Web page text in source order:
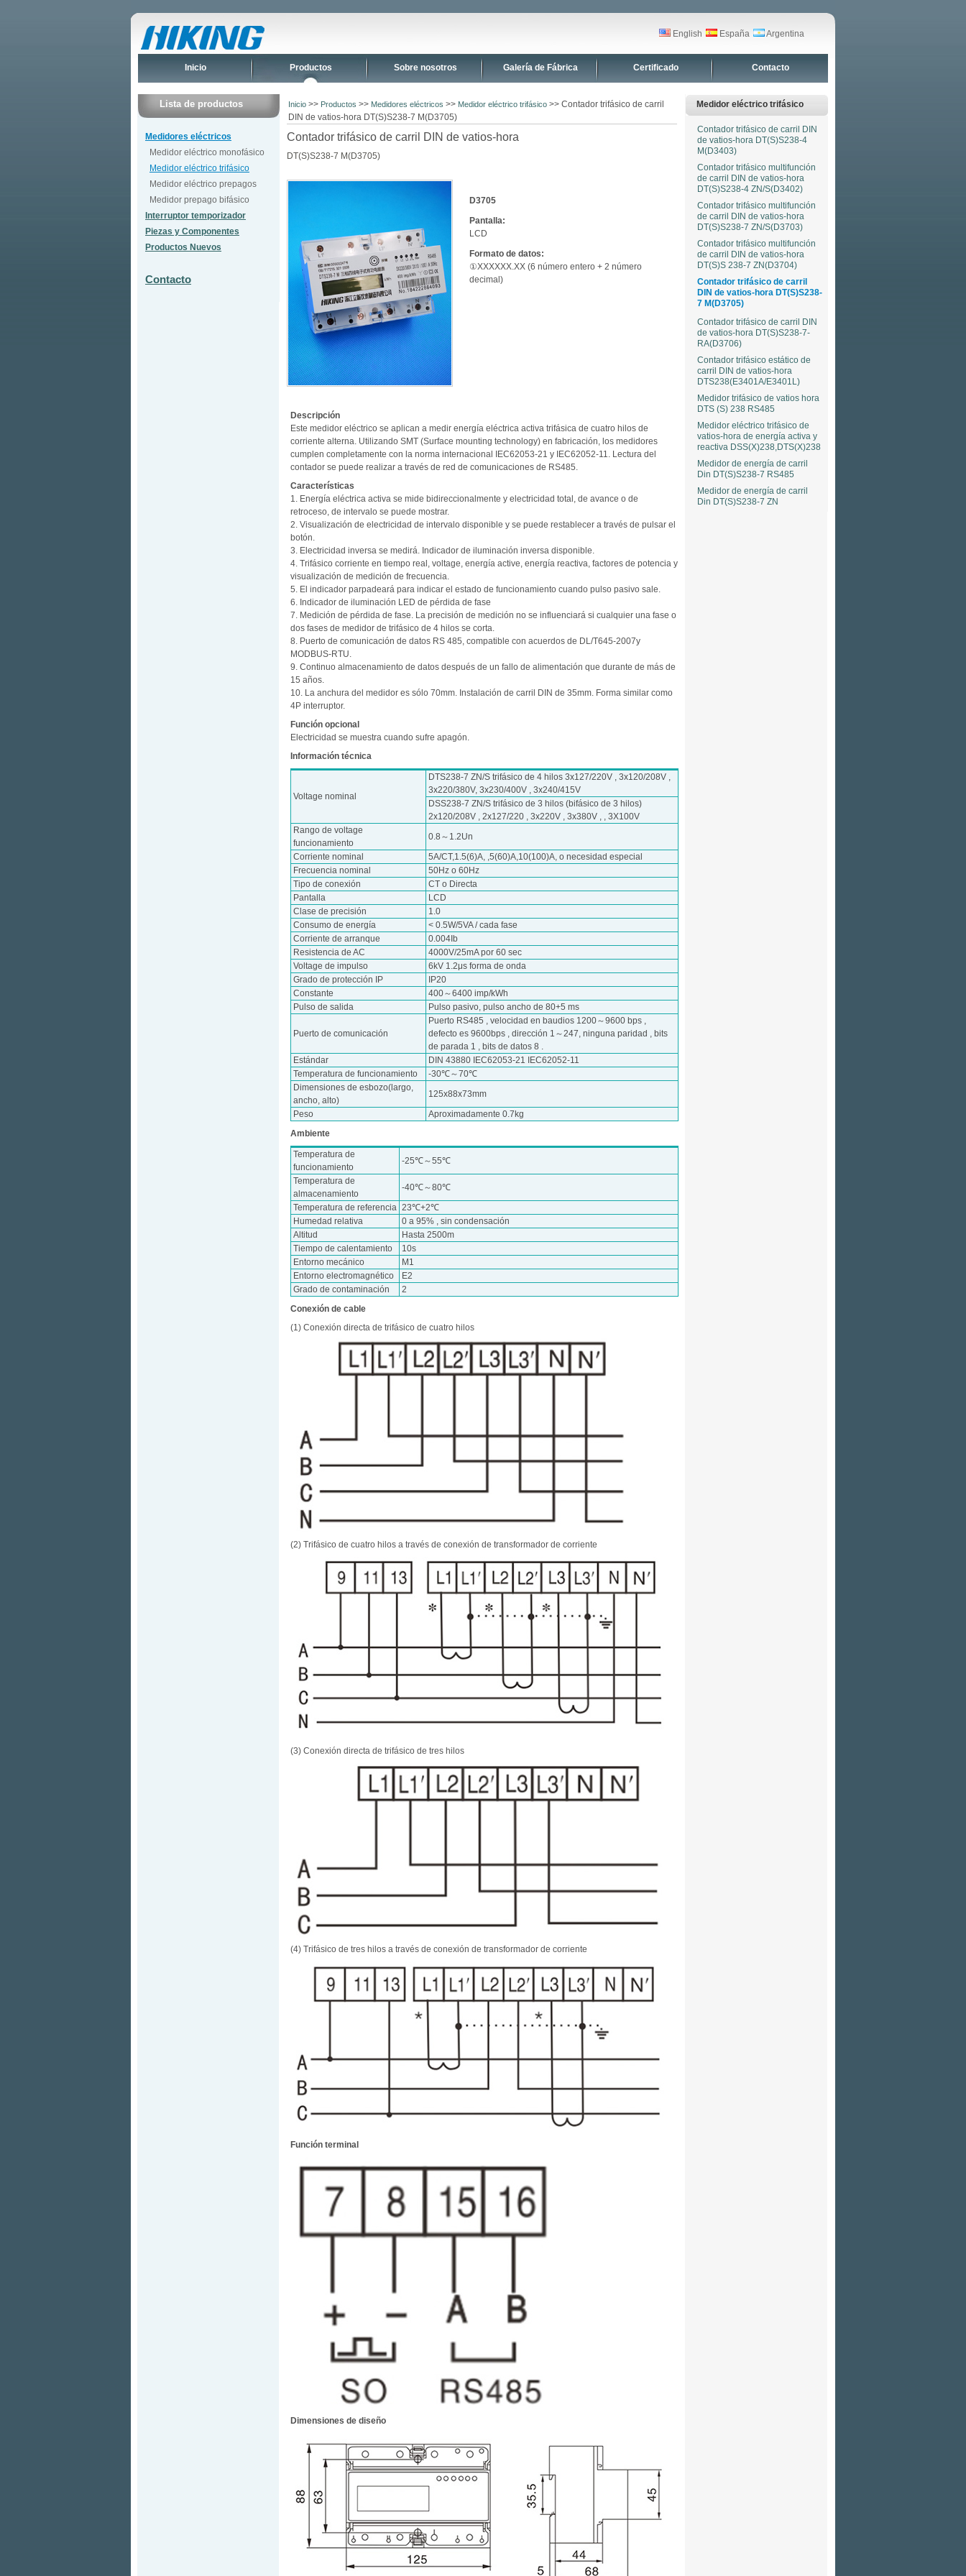
English España Argentina
Inicio Productos Sobre nosotros Galería de Fábrica Certificado Contacto
Lista de productos
Medidores eléctricos
Medidor eléctrico monofásico
Medidor eléctrico trifásico
Medidor eléctrico prepagos
Medidor prepago bifásico
Interruptor temporizador
Piezas y Componentes
Productos Nuevos
Contacto
Inicio >> Productos >> Medidores eléctricos >> Medidor eléctrico trifásico >> Contador trifásico de carril
DIN de vatios-hora DT(S)S238-7 M(D3705)
Contador trifásico de carril DIN de vatios-hora
DT(S)S238-7 M(D3705)
D3705
Pantalla:
LCD
Formato de datos:
①XXXXXX.XX (6 número entero + 2 número
decimal)
Descripción
Este medidor eléctrico se aplican a medir energía eléctrica activa trifásica de cuatro hilos de
corriente alterna. Utilizando SMT (Surface mounting technology) en fabricación, los medidores
cumplen completamente con la norma internacional IEC62053-21 y IEC62052-11. Lectura del
contador se puede realizar a través de red de comunicaciones de RS485.
Características
1. Energía eléctrica activa se mide bidireccionalmente y electricidad total, de avance o de
retroceso, de intervalo se puede mostrar.
2. Visualización de electricidad de intervalo disponible y se puede restablecer a través de pulsar el
botón.
3. Electricidad inversa se medirá. Indicador de iluminación inversa disponible.
4. Trifásico corriente en tiempo real, voltage, energía active, energía reactiva, factores de potencia y
visualización de medición de frecuencia.
5. El indicador parpadeará para indicar el estado de funcionamiento cuando pulso pasivo sale.
6. Indicador de iluminación LED de pérdida de fase
7. Medición de pérdida de fase. La precisión de medición no se influenciará si cualquier una fase o
dos fases de medidor de trifásico de 4 hilos se corta.
8. Puerto de comunicación de datos RS 485, compatible con acuerdos de DL/T645-2007y
MODBUS-RTU.
9. Continuo almacenamiento de datos después de un fallo de alimentación que durante de más de
15 años.
10. La anchura del medidor es sólo 70mm. Instalación de carril DIN de 35mm. Forma similar como
4P interruptor.
Función opcional
Electricidad se muestra cuando sufre apagón.
Información técnica
Voltage nominal
DTS238-7 ZN/S trifásico de 4 hilos 3x127/220V , 3x120/208V ,
3x220/380V, 3x230/400V , 3x240/415V
DSS238-7 ZN/S trifásico de 3 hilos (bifásico de 3 hilos)
2x120/208V , 2x127/220 , 3x220V , 3x380V , , 3X100V
Rango de voltage
funcionamiento
0.8～1.2Un
Corriente nominal
5A/CT,1.5(6)A, ,5(60)A,10(100)A, o necesidad especial
Frecuencia nominal
50Hz o 60Hz
Tipo de conexión
CT o Directa
Pantalla
LCD
Clase de precisión
1.0
Consumo de energía
< 0.5W/5VA / cada fase
Corriente de arranque
0.004Ib
Resistencia de AC
4000V/25mA por 60 sec
Voltage de impulso
6kV 1.2μs forma de onda
Grado de protección IP
IP20
Constante
400～6400 imp/kWh
Pulso de salida
Pulso pasivo, pulso ancho de 80+5 ms
Puerto de comunicación
Puerto RS485 , velocidad en baudios 1200～9600 bps ,
defecto es 9600bps , dirección 1～247, ninguna paridad , bits
de parada 1 , bits de datos 8 .
Estándar
DIN 43880 IEC62053-21 IEC62052-11
Temperatura de funcionamiento
-30℃～70℃
Dimensiones de esbozo(largo,
ancho, alto)
125x88x73mm
Peso
Aproximadamente 0.7kg
Ambiente
Temperatura de
funcionamiento
-25℃～55℃
Temperatura de
almacenamiento
-40℃～80℃
Temperatura de referencia 23℃+2℃
Humedad relativa
0 a 95% , sin condensación
Altitud
Hasta 2500m
Tiempo de calentamiento
10s
Entorno mecánico
M1
Entorno electromagnético
E2
Grado de contaminación
2
Conexión de cable
(1) Conexión directa de trifásico de cuatro hilos
(2) Trifásico de cuatro hilos a través de conexión de transformador de corriente
(3) Conexión directa de trifásico de tres hilos
(4) Trifásico de tres hilos a través de conexión de transformador de corriente
Función terminal
Dimensiones de diseño
Medidor eléctrico trifásico
Contador trifásico de carril DIN
de vatios-hora DT(S)S238-4
M(D3403)
Contador trifásico multifunción
de carril DIN de vatios-hora
DT(S)S238-4 ZN/S(D3402)
Contador trifásico multifunción
de carril DIN de vatios-hora
DT(S)S238-7 ZN/S(D3703)
Contador trifásico multifunción
de carril DIN de vatios-hora
DT(S)S 238-7 ZN(D3704)
Contador trifásico de carril
DIN de vatios-hora DT(S)S238-
7 M(D3705)
Contador trifásico de carril DIN
de vatios-hora DT(S)S238-7-
RA(D3706)
Contador trifásico estático de
carril DIN de vatios-hora
DTS238(E3401A/E3401L)
Medidor trifásico de vatios hora
DTS (S) 238 RS485
Medidor eléctrico trifásico de
vatios-hora de energía activa y
reactiva DSS(X)238,DTS(X)238
Medidor de energía de carril
Din DT(S)S238-7 RS485
Medidor de energía de carril
Din DT(S)S238-7 ZN